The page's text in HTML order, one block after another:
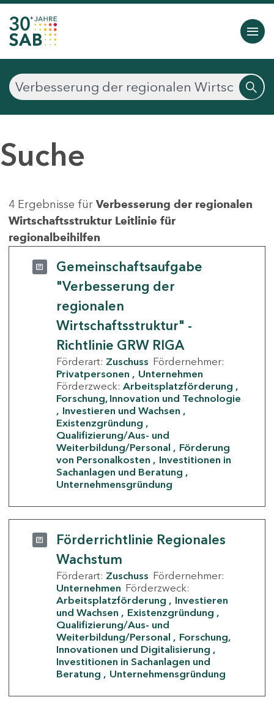
Suche
4 Ergebnisse für Verbesserung der regionalen
Wirtschaftsstruktur Leitlinie für
regionalbeihilfen
Gemeinschaftsaufgabe
"Verbesserung der
regionalen
Wirtschaftsstruktur" -
Richtlinie GRW RIGA
Förderart: Zuschuss Fördernehmer:
Privatpersonen
Unternehmen
Förderzweck: Arbeitsplatzförderung
Forschung, Innovation und Technologie
Investieren und Wachsen
Existenzgründung
Qualifizierung/Aus- und
Weiterbildung/Personal
Förderung
von Personalkosten
Investitionen in
Sachanlagen und Beratung
Unternehmensgründung
Förderrichtlinie Regionales
Wachstum
Förderart: Zuschuss Fördernehmer:
Unternehmen Förderzweck:
Arbeitsplatzförderung
Investieren
und Wachsen
Existenzgründung
Qualifizierung/Aus- und
Weiterbildung/Personal
Forschung,
Innovationen und Digitalisierung
Investitionen in Sachanlagen und
Beratung
Unternehmensgründung